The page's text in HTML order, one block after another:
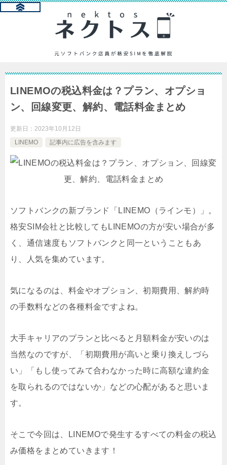
LINEMOの税込料金は？プラン、オプショ
ン、回線変更、解約、電話料金まとめ
更新日： 2023年10月12日
LINEMO
記事内に広告を含みます
ソフトバンクの新ブランド「LINEMO（ラインモ）」。
格安SIM会社と比較してもLINEMOの方が安い場合が多
く、通信速度もソフトバンクと同一ということもあ
り、人気を集めています。
気になるのは、料金やオプション、初期費用、解約時
の手数料などの各種料金ですよね。
大手キャリアのプランと比べると月額料金が安いのは
当然なのですが、「初期費用が高いと乗り換えしづら
い」「もし使ってみて合わなかった時に高額な違約金
を取られるのではないか」などの心配があると思いま
す。
そこで今回は、LINEMOで発生するすべての料金の税込
み価格をまとめていきます！